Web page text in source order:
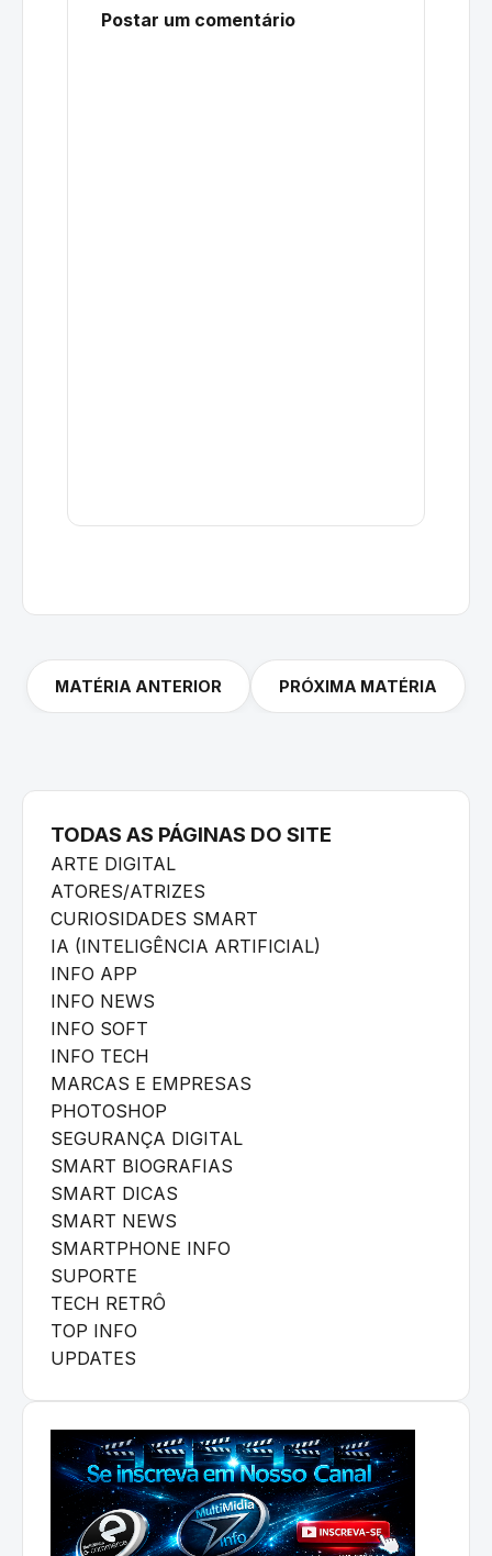
Postar um comentário
MATÉRIA ANTERIOR PRÓXIMA MATÉRIA
TODAS AS PÁGINAS DO SITE
ARTE DIGITAL
ATORES/ATRIZES
CURIOSIDADES SMART
IA (INTELIGÊNCIA ARTIFICIAL)
INFO APP
INFO NEWS
INFO SOFT
INFO TECH
MARCAS E EMPRESAS
PHOTOSHOP
SEGURANÇA DIGITAL
SMART BIOGRAFIAS
SMART DICAS
SMART NEWS
SMARTPHONE INFO
SUPORTE
TECH RETRÔ
TOP INFO
UPDATES